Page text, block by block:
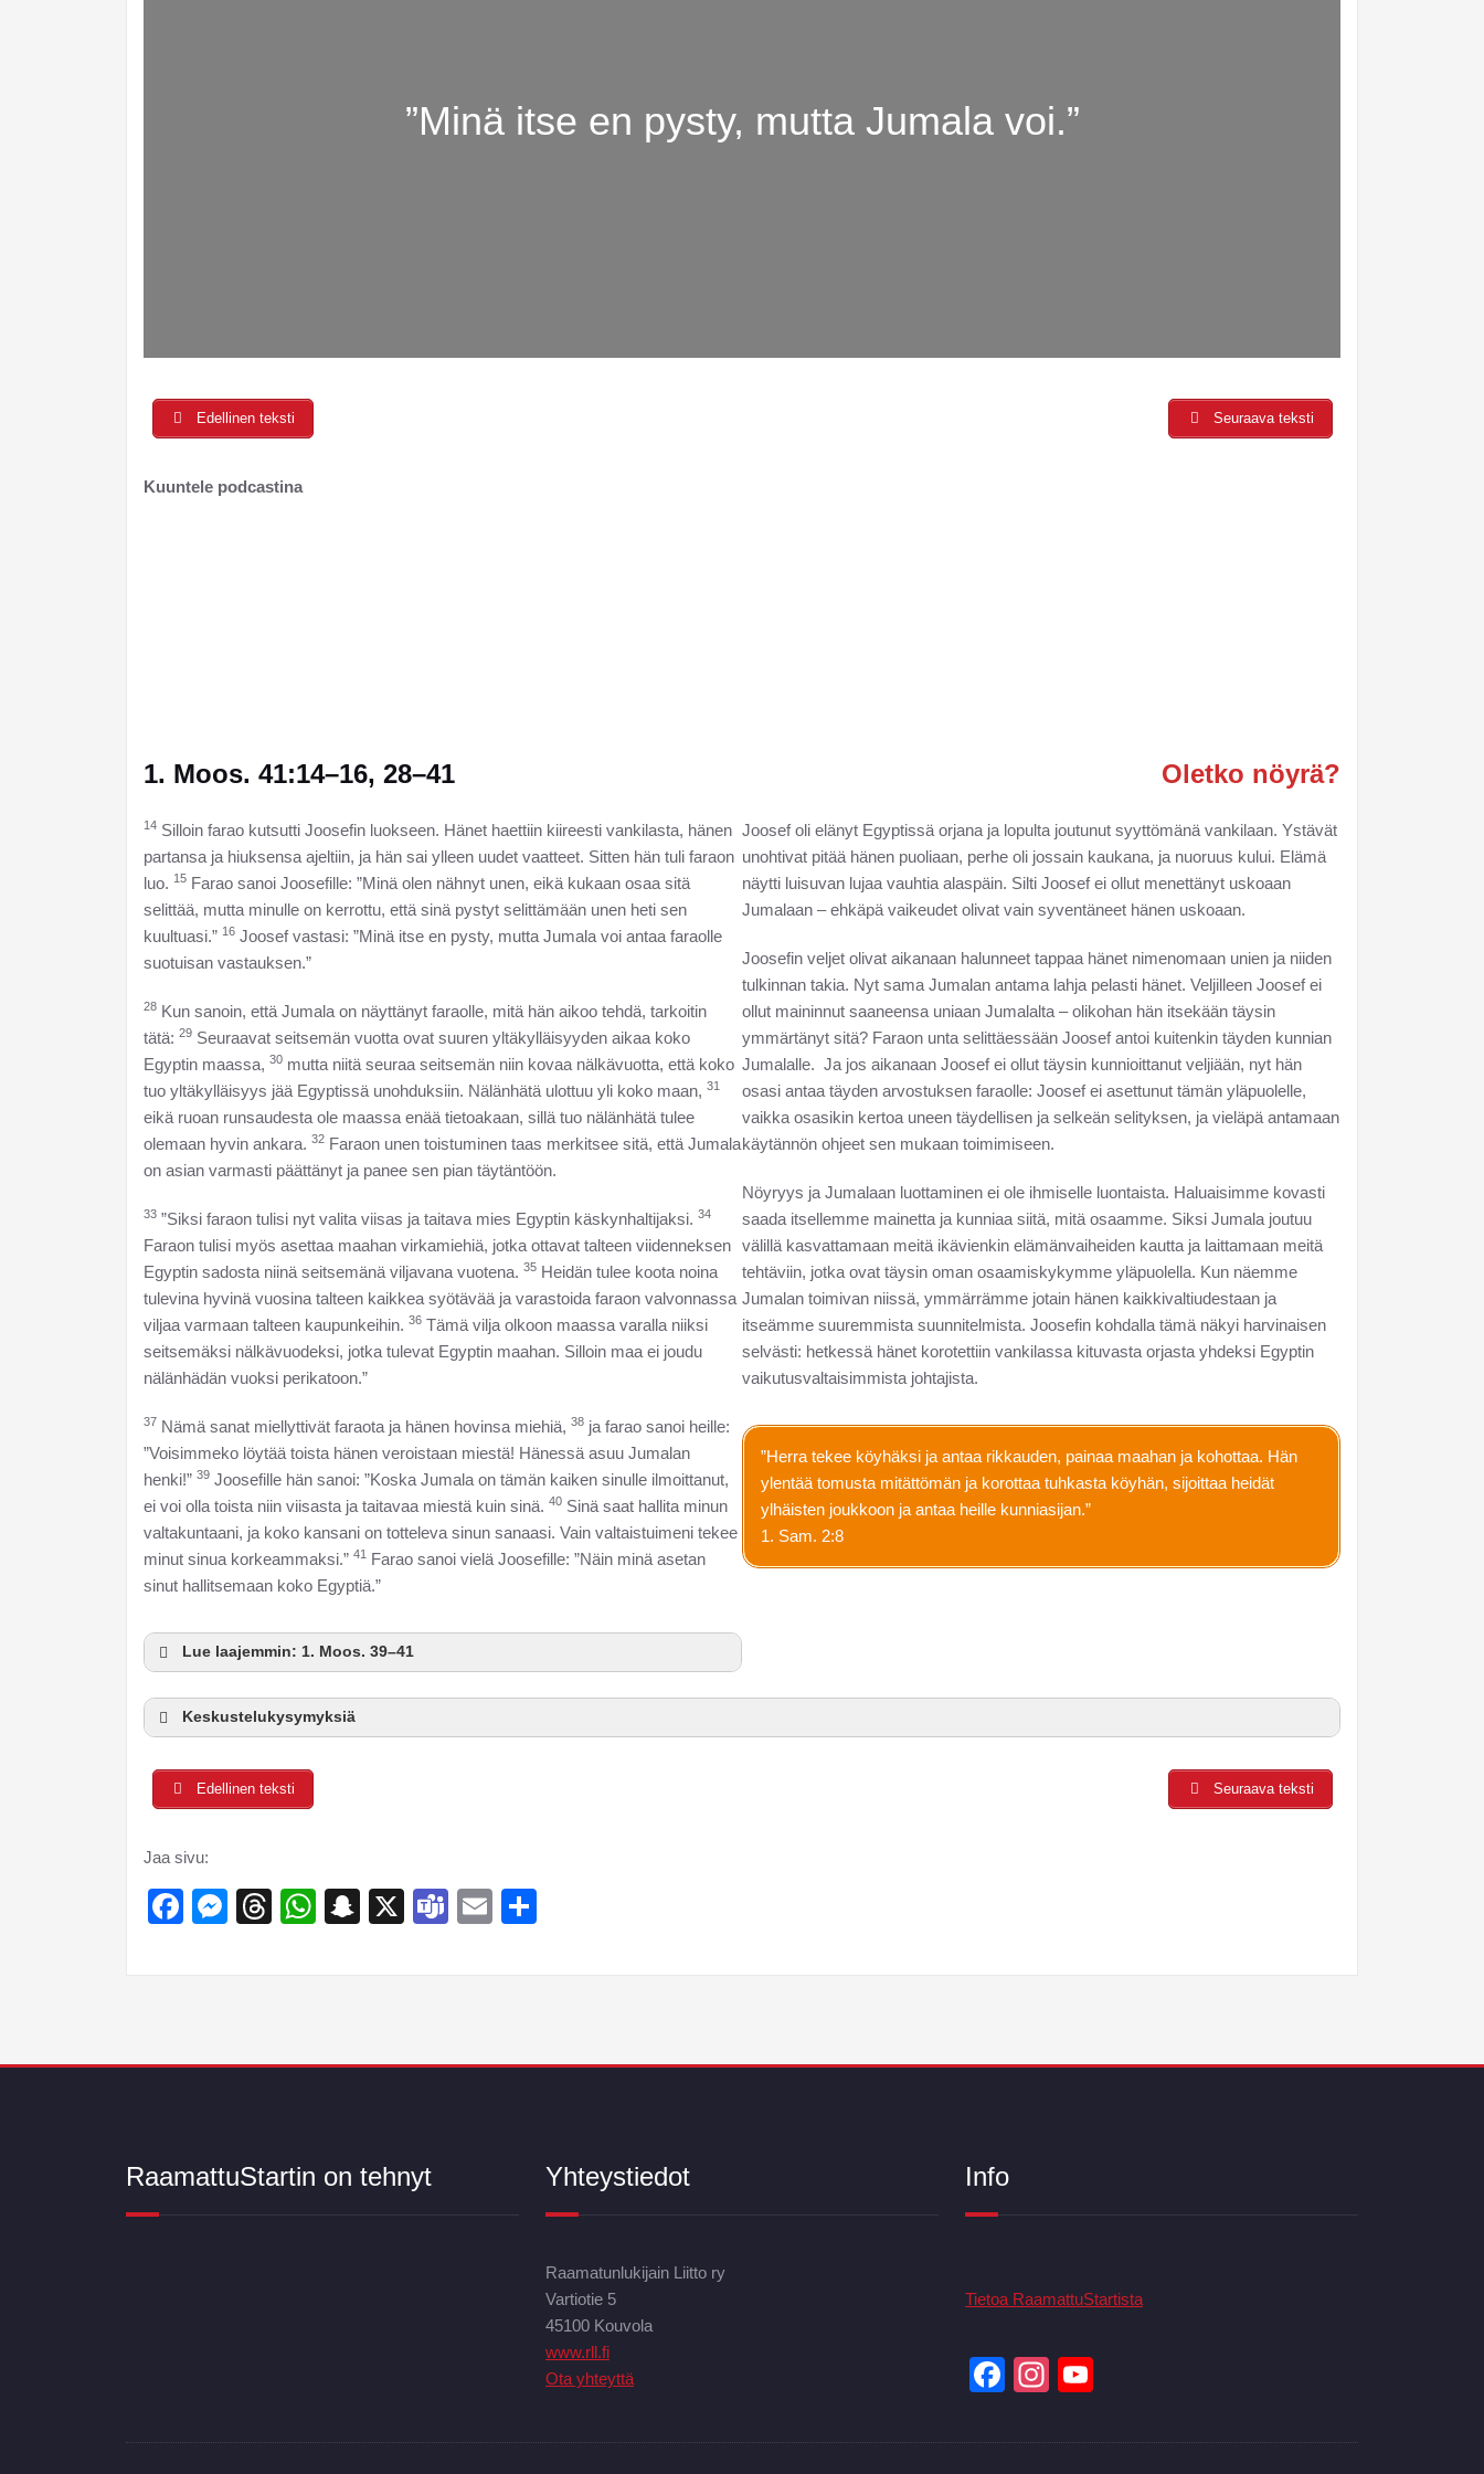
”Minä itse en pysty, mutta Jumala voi.”
Edellinen teksti Seuraava teksti
Kuuntele podcastina
1. Moos. 41:14–16, 28–41
14 Silloin farao kutsutti Joosefin luokseen. Hänet haettiin kiireesti vankilasta, hänen
partansa ja hiuksensa ajeltiin, ja hän sai ylleen uudet vaatteet. Sitten hän tuli faraon
luo. 15 Farao sanoi Joosefille: ”Minä olen nähnyt unen, eikä kukaan osaa sitä
selittää, mutta minulle on kerrottu, että sinä pystyt selittämään unen heti sen
kuultuasi.” 16 Joosef vastasi: ”Minä itse en pysty, mutta Jumala voi antaa faraolle
suotuisan vastauksen.”
28 Kun sanoin, että Jumala on näyttänyt faraolle, mitä hän aikoo tehdä, tarkoitin
tätä: 29 Seuraavat seitsemän vuotta ovat suuren yltäkylläisyyden aikaa koko
Egyptin maassa, 30 mutta niitä seuraa seitsemän niin kovaa nälkävuotta, että koko
tuo yltäkylläisyys jää Egyptissä unohduksiin. Nälänhätä ulottuu yli koko maan, 31
eikä ruoan runsaudesta ole maassa enää tietoakaan, sillä tuo nälänhätä tulee
olemaan hyvin ankara. 32 Faraon unen toistuminen taas merkitsee sitä, että Jumala
on asian varmasti päättänyt ja panee sen pian täytäntöön.
33 ”Siksi faraon tulisi nyt valita viisas ja taitava mies Egyptin käskynhaltijaksi. 34
Faraon tulisi myös asettaa maahan virkamiehiä, jotka ottavat talteen viidenneksen
Egyptin sadosta niinä seitsemänä viljavana vuotena. 35 Heidän tulee koota noina
tulevina hyvinä vuosina talteen kaikkea syötävää ja varastoida faraon valvonnassa
viljaa varmaan talteen kaupunkeihin. 36 Tämä vilja olkoon maassa varalla niiksi
seitsemäksi nälkävuodeksi, jotka tulevat Egyptin maahan. Silloin maa ei joudu
nälänhädän vuoksi perikatoon.”
37 Nämä sanat miellyttivät faraota ja hänen hovinsa miehiä, 38 ja farao sanoi heille:
”Voisimmeko löytää toista hänen veroistaan miestä! Hänessä asuu Jumalan
henki!” 39 Joosefille hän sanoi: ”Koska Jumala on tämän kaiken sinulle ilmoittanut,
ei voi olla toista niin viisasta ja taitavaa miestä kuin sinä. 40 Sinä saat hallita minun
valtakuntaani, ja koko kansani on totteleva sinun sanaasi. Vain valtaistuimeni tekee
minut sinua korkeammaksi.” 41
Farao sanoi vielä Joosefille: ”Näin minä asetan
sinut hallitsemaan koko Egyptiä.”
Lue laajemmin: 1. Moos. 39–41
Oletko nöyrä?
Joosef oli elänyt Egyptissä orjana ja lopulta joutunut syyttömänä vankilaan. Ystävät
unohtivat pitää hänen puoliaan, perhe oli jossain kaukana, ja nuoruus kului. Elämä
näytti luisuvan lujaa vauhtia alaspäin. Silti Joosef ei ollut menettänyt uskoaan
Jumalaan – ehkäpä vaikeudet olivat vain syventäneet hänen uskoaan.
Joosefin veljet olivat aikanaan halunneet tappaa hänet nimenomaan unien ja niiden
tulkinnan takia. Nyt sama Jumalan antama lahja pelasti hänet. Veljilleen Joosef ei
ollut maininnut saaneensa uniaan Jumalalta – olikohan hän itsekään täysin
ymmärtänyt sitä? Faraon unta selittäessään Joosef antoi kuitenkin täyden kunnian
Jumalalle. Ja jos aikanaan Joosef ei ollut täysin kunnioittanut veljiään, nyt hän
osasi antaa täyden arvostuksen faraolle: Joosef ei asettunut tämän yläpuolelle,
vaikka osasikin kertoa uneen täydellisen ja selkeän selityksen, ja vieläpä antamaan
käytännön ohjeet sen mukaan toimimiseen.
Nöyryys ja Jumalaan luottaminen ei ole ihmiselle luontaista. Haluaisimme kovasti
saada itsellemme mainetta ja kunniaa siitä, mitä osaamme. Siksi Jumala joutuu
välillä kasvattamaan meitä ikävienkin elämänvaiheiden kautta ja laittamaan meitä
tehtäviin, jotka ovat täysin oman osaamiskykymme yläpuolella. Kun näemme
Jumalan toimivan niissä, ymmärrämme jotain hänen kaikkivaltiudestaan ja
itseämme suuremmista suunnitelmista. Joosefin kohdalla tämä näkyi harvinaisen
selvästi: hetkessä hänet korotettiin vankilassa kituvasta orjasta yhdeksi Egyptin
vaikutusvaltaisimmista johtajista.
”Herra tekee köyhäksi ja antaa rikkauden, painaa maahan ja kohottaa. Hän
ylentää tomusta mitättömän ja korottaa tuhkasta köyhän, sijoittaa heidät
ylhäisten joukkoon ja antaa heille kunniasijan.”
1. Sam. 2:8
Keskustelukysymyksiä
Edellinen teksti Seuraava teksti
Jaa sivu:
Facebook
Messenger
Threads
WhatsApp
Snapchat
X TeamsEmail
RaamattuStartin on tehnyt Yhteystiedot
Raamatunlukijain Liitto ry
Vartiotie 5
45100 Kouvola
www.rll.fi
Ota yhteyttä
Info
Tietoa RaamattuStartista
Facebook
Instagram